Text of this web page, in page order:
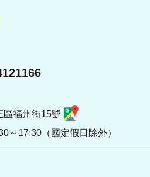
區福州街15號
～17:30（國定假日除外）